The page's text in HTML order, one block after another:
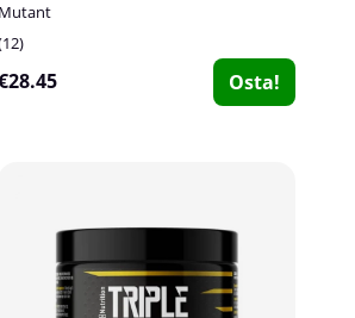
Mutant
12
Osta!